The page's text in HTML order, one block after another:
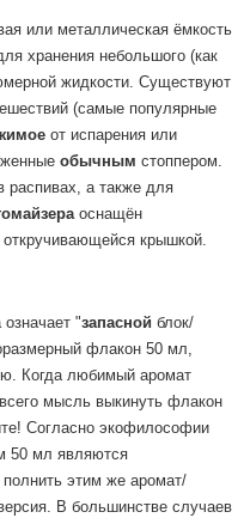
или металлическая ёмкость
хранения небольшого (как
жидкости. Существуют
(самые популярные
от испарения или
обычным стоппером.
распивах, а также для
оснащён
крышкой.
"запасной блок/
флакон 50 мл,
Когда любимый аромат
мысль выкинуть флакон
Согласно экофилософии
50 мл являются
этим же аромат/
В большинстве случаев